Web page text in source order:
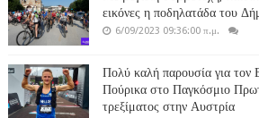
εικόνες η ποδηλατάδα του
6/09/2023 09:36:00 π.μ.
Πολύ καλή παρουσία για
Πούρικα στο Παγκόσμιο
τρεξίματος στην Αυστρία